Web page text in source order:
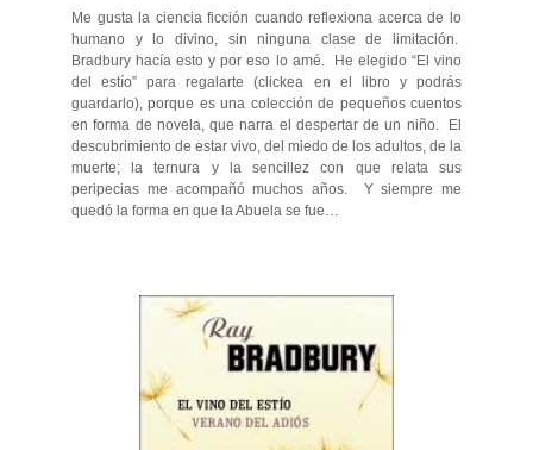
Me gusta la ciencia ficción cuando reflexiona acerca de lo
humano y lo divino, sin ninguna clase de limitación.
Bradbury hacía esto y por eso lo amé. He elegido “El vino
del estío” para regalarte (clickea en el libro y podrás
guardarlo), porque es una colección de pequeños cuentos
en forma de novela, que narra el despertar de un niño. El
descubrimiento de estar vivo, del miedo de los adultos, de la
muerte; la ternura y la sencillez con que relata sus
peripecias me acompañó muchos años. Y siempre me
quedó la forma en que la Abuela se fue…